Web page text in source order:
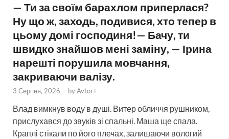
— Ти за своїм барахлом приперлася?
Ну що ж, заходь, подивися, хто тепер в
цьому домі господиня!— Бачу, ти
швидко знайшов мені заміну, — Ірина
нарешті порушила мовчання,
закриваючи валізу.
3 Серпня, 2026 - byAvtor+
Влад вимкнув воду в душі. Витер обличчя рушником,
прислухався до звуків зі спальні. Маша ще спала.
Краплі стікали по його плечах, залишаючи вологий